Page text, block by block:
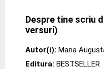
Despre tine scriu
versuri)
Autor(i): Maria
Editura: BESTSELLER